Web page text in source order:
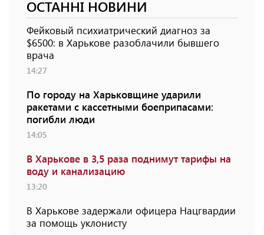
ОСТАННІ НОВИНИ
Фейковый психиатрический диагноз за
$6500: в Харькове разоблачили бывшего
врача
14:27
По городу на Харьковщине ударили
ракетами с кассетными боеприпасами:
погибли люди
14:05
В Харькове в 3,5 раза поднимут тарифы на
воду и канализацию
13:20
В Харькове задержали офицера Нацгвардии
за помощь уклонисту